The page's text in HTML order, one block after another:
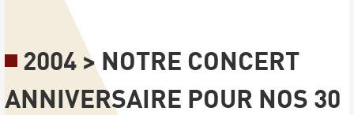
2004 > NOTRE CONCERT
ANNIVERSAIRE POUR NOS 30